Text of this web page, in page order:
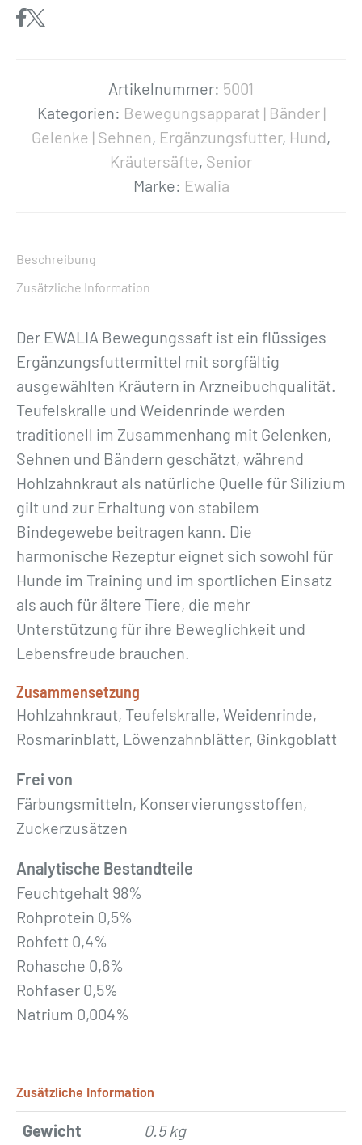
I
g
n
m
l
M
n
g
e
Artikelnummer: 5001
Kategorien: Bewegungsapparat | Bänder |
Gelenke | Sehnen, Ergänzungsfutter, Hund,
Kräutersäfte, Senior
Marke: Ewalia
Beschreibung
Zusätzliche Information
Der EWALIA Bewegungssaft ist ein flüssiges
Ergänzungsfuttermittel mit sorgfältig
ausgewählten Kräutern in Arzneibuchqualität.
Teufelskralle und Weidenrinde werden
traditionell im Zusammenhang mit Gelenken,
Sehnen und Bändern geschätzt, während
Hohlzahnkraut als natürliche Quelle für Silizium
gilt und zur Erhaltung von stabilem
Bindegewebe beitragen kann. Die
harmonische Rezeptur eignet sich sowohl für
Hunde im Training und im sportlichen Einsatz
als auch für ältere Tiere, die mehr
Unterstützung für ihre Beweglichkeit und
Lebensfreude brauchen.
Zusammensetzung
Hohlzahnkraut, Teufelskralle, Weidenrinde,
Rosmarinblatt, Löwenzahnblätter, Ginkgoblatt
Frei von
Färbungsmitteln, Konservierungsstoffen,
Zuckerzusätzen
Analytische Bestandteile
Feuchtgehalt 98%
Rohprotein 0,5%
Rohfett 0,4%
Rohasche 0,6%
Rohfaser 0,5%
Natrium 0,004%
Zusätzliche Information
Gewicht 0.5 kg